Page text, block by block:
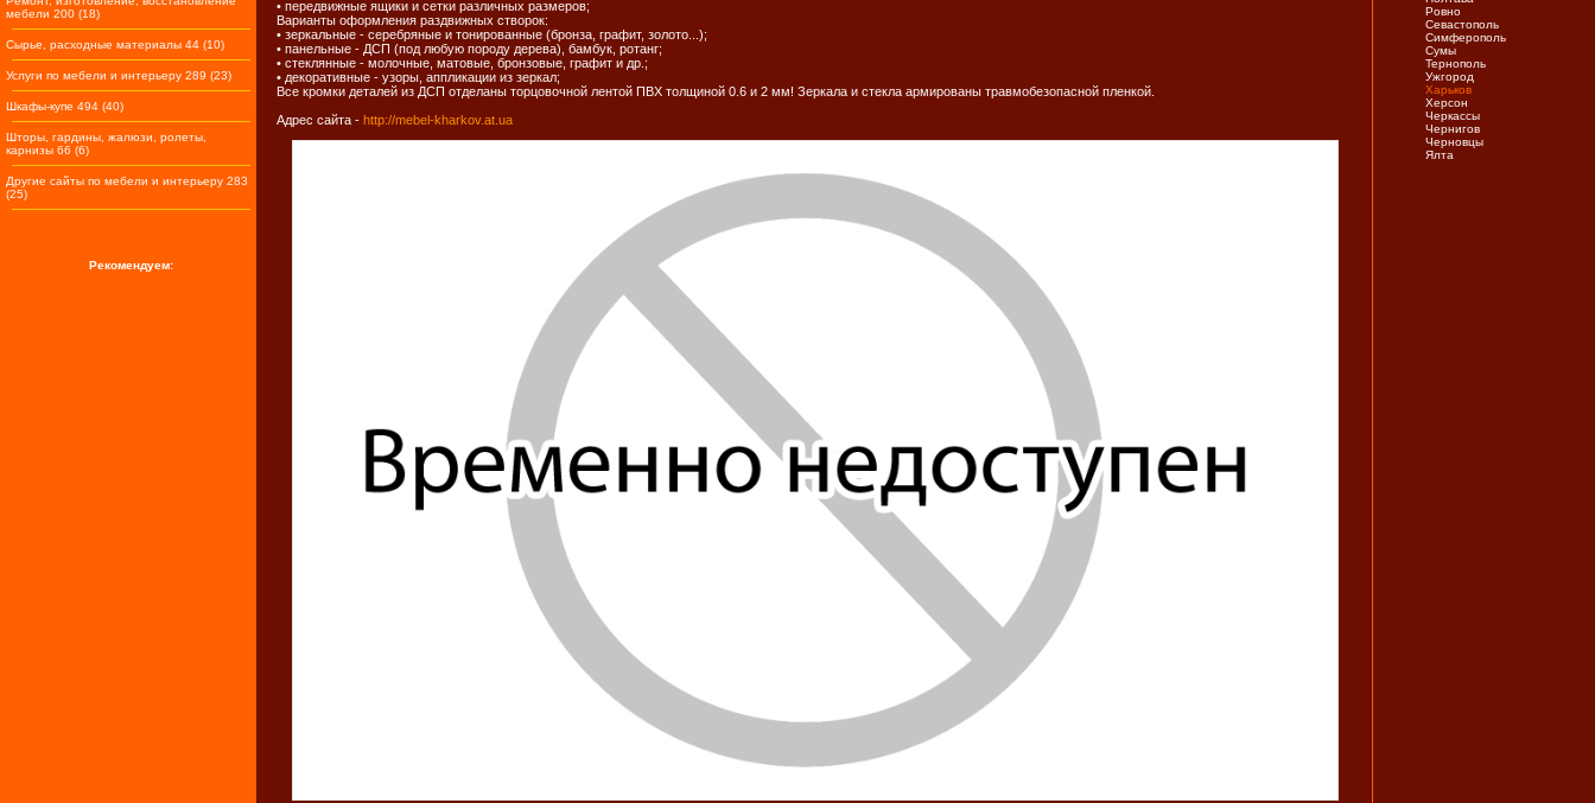
мебели 200 (18)
Сырье, расходные материалы 44 (10)
Услуги по мебели и интерьеру 289 (23)
Шкафы-купе 494 (40)
Шторы, гардины, жалюзи, ролеты,
карнизы 66 (6)
Другие сайты по мебели и интерьеру 283
(25)
Рекомендуем:
• передвижные ящики и сетки различных размеров;
Варианты оформления раздвижных створок:
• зеркальные - серебряные и тонированные (бронза, графит, золото...);
• панельные - ДСП (под любую породу дерева), бамбук, ротанг;
• стеклянные - молочные, матовые, бронзовые, графит и др.;
• декоративные - узоры, аппликации из зеркал;
Все кромки деталей из ДСП отделаны торцовочной лентой ПВХ толщиной 0.6 и 2 мм! Зеркала и стекла армированы травмобезопасной пленкой.
Адрес сайта - http://mebel-kharkov.at.ua
Ровно
Севастополь
Симферополь
Сумы
Тернополь
Ужгород
Харьков
Херсон
Черкассы
Чернигов
Черновцы
Ялта